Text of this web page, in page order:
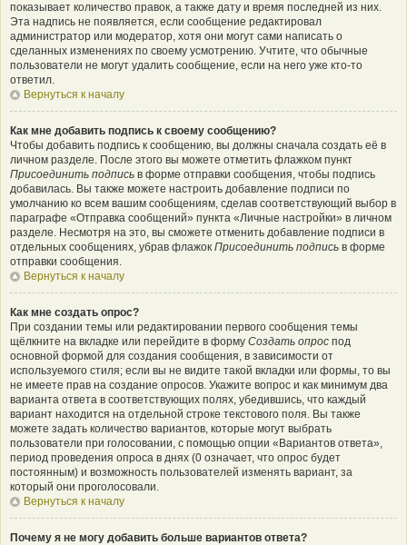
показывает количество правок, а также дату и время последней из них.
Эта надпись не появляется, если сообщение редактировал
администратор или модератор, хотя они могут сами написать о
сделанных изменениях по своему усмотрению. Учтите, что обычные
пользователи не могут удалить сообщение, если на него уже кто-то
ответил.
Вернуться к началу
Как мне добавить подпись к своему сообщению?
Чтобы добавить подпись к сообщению, вы должны сначала создать её в
личном разделе. После этого вы можете отметить флажком пункт
Присоединить подпись в форме отправки сообщения, чтобы подпись
добавилась. Вы также можете настроить добавление подписи по
умолчанию ко всем вашим сообщениям, сделав соответствующий выбор в
параграфе «Отправка сообщений» пункта «Личные настройки» в личном
разделе. Несмотря на это, вы сможете отменить добавление подписи в
отдельных сообщениях, убрав флажок Присоединить подпись в форме
отправки сообщения.
Вернуться к началу
Как мне создать опрос?
При создании темы или редактировании первого сообщения темы
щёлкните на вкладке или перейдите в форму Создать опрос под
основной формой для создания сообщения, в зависимости от
используемого стиля; если вы не видите такой вкладки или формы, то вы
не имеете прав на создание опросов. Укажите вопрос и как минимум два
варианта ответа в соответствующих полях, убедившись, что каждый
вариант находится на отдельной строке текстового поля. Вы также
можете задать количество вариантов, которые могут выбрать
пользователи при голосовании, с помощью опции «Вариантов ответа»,
период проведения опроса в днях (0 означает, что опрос будет
постоянным) и возможность пользователей изменять вариант, за
который они проголосовали.
Вернуться к началу
Почему я не могу добавить больше вариантов ответа?